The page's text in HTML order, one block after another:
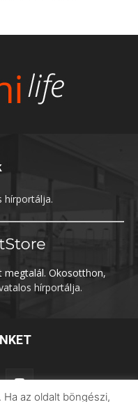
hírportálja.
megtalál. Okosotthon,
hírportálja.
az oldalt böngészi,